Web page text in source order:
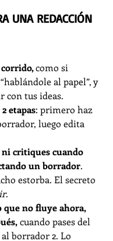
UNA REDACCIÓN
como si
al papel”, y
con tus ideas.
etapas: primero haz
luego edita
ni critiques cuando
un borrador.
estorba. El secreto
.
que no fluye ahora,
cuando pases del
borrador 2. Lo